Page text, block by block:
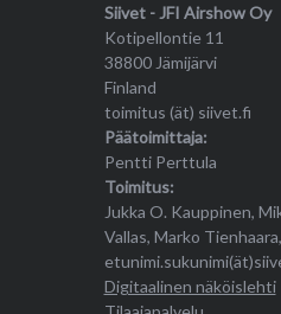
Siivet - JFI Airshow Oy
Kotipellontie 11
38800 Jämijärvi
Finland
toimitus (ät) siivet.fi
Päätoimittaja:
Pentti Perttula
Toimitus:
Jukka O. Kauppinen,
Vallas, Marko
Digitaalinen näköislehti